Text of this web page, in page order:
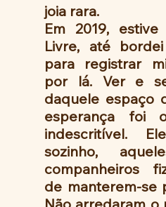
joia rara.
Em 2019,
Livre, até
para registrar
por lá. Ver e
daquele espaço
esperança foi
indescritível.
sozinho,
companheiros
de manterem-se